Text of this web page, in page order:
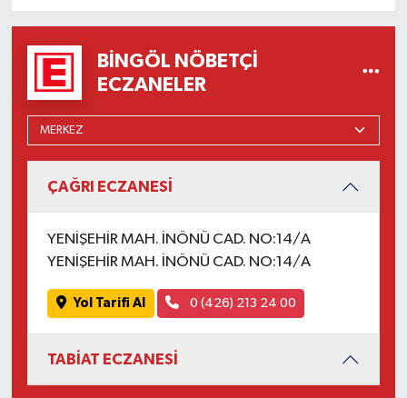
BINGÖL NÖBETÇI
ECZANELER
ÇAĞRI ECZANESİ
YENİŞEHİR MAH. İNÖNÜ CAD. NO:14/A
YENİŞEHİR MAH. İNÖNÜ CAD. NO:14/A
Yol Tarifi Al 0 (426) 213 24 00
TABİAT ECZANESİ